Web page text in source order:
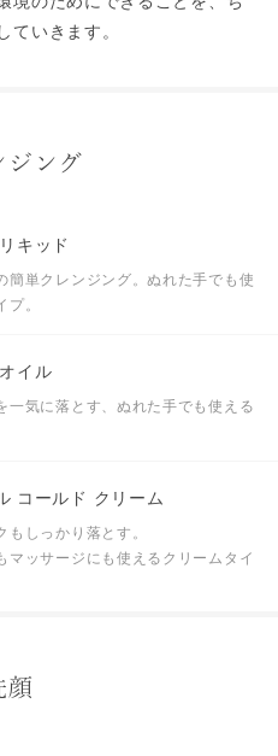
ていきます。
ジング
キッド
簡単クレンジング。ぬれた手でも使
。
イル
一気に落とす、ぬれた手でも使える
コールド クリーム
もしっかり落とす。
マッサージにも使えるクリームタイ
顔